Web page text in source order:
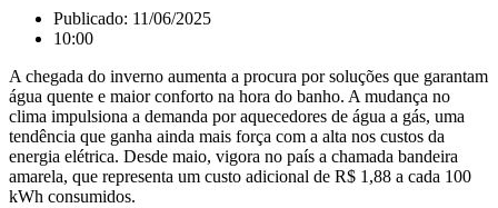
Publicado: 11/06/2025
10:00
A chegada do inverno aumenta a procura por soluções que garantam
água quente e maior conforto na hora do banho. A mudança no
clima impulsiona a demanda por aquecedores de água a gás, uma
tendência que ganha ainda mais força com a alta nos custos da
energia elétrica. Desde maio, vigora no país a chamada bandeira
amarela, que representa um custo adicional de R$ 1,88 a cada 100
kWh consumidos.